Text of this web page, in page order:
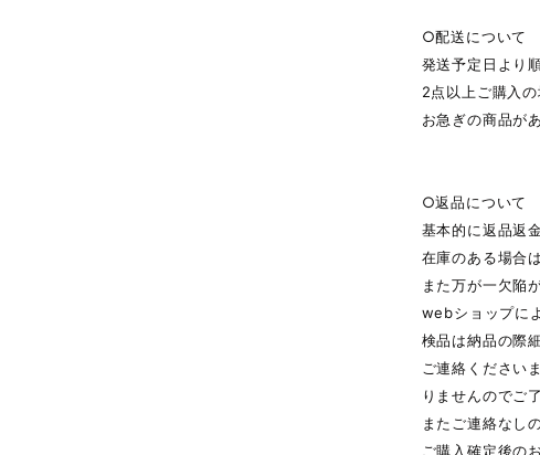
○配送について
発送予定日より
2点以上ご購入
お急ぎの商品が
○返品について
基本的に返品返
在庫のある場合
また万が一欠陥
webショップに
検品は納品の際
ご連絡ください
りませんのでご
またご連絡なし
ご購入確定後の